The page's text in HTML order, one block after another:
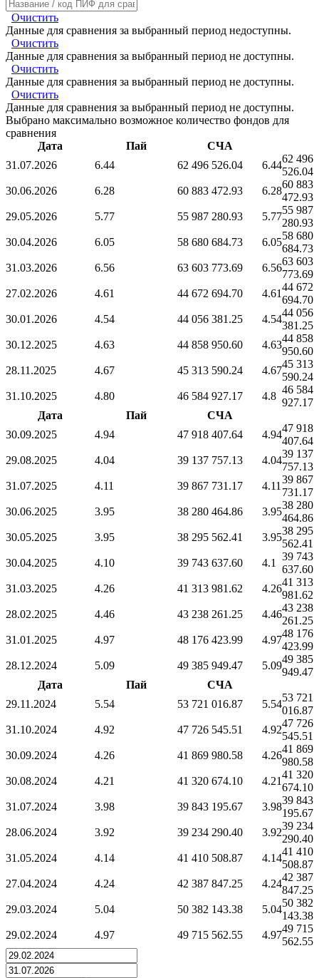
Очистить
Данные для сравнения за выбранный период недоступны.
Очистить
Данные для сравнения за выбранный период не доступны.
Очистить
Данные для сравнения за выбранный период не доступны.
Очистить
Данные для сравнения за выбранный период не доступны.
Выбрано максимально возможное количество фондов для
сравнения
Дата
Пай
СЧА
31.07.2026
6.44 62 496 526.04 6.44
62 496
526.04
30.06.2026
6.28 60 883 472.93 6.28
60 883
472.93
29.05.2026
5.77 55 987 280.93 5.77
55 987
280.93
30.04.2026
6.05 58 680 684.73 6.05
58 680
684.73
31.03.2026
6.56 63 603 773.69 6.56
63 603
773.69
27.02.2026
4.61 44 672 694.70 4.61
44 672
694.70
30.01.2026
4.54 44 056 381.25 4.54
44 056
381.25
30.12.2025
4.63 44 858 950.60 4.63
44 858
950.60
28.11.2025
4.67 45 313 590.24 4.67
45 313
590.24
31.10.2025
4.80 46 584 927.17 4.8
46 584
927.17
Дата
Пай
СЧА
30.09.2025
4.94 47 918 407.64 4.94
47 918
407.64
29.08.2025
4.04 39 137 757.13 4.04
39 137
757.13
31.07.2025
4.11 39 867 731.17 4.11
39 867
731.17
30.06.2025
3.95 38 280 464.86 3.95
38 280
464.86
30.05.2025
3.95 38 295 562.41 3.95
38 295
562.41
30.04.2025
4.10 39 743 637.60 4.1
39 743
637.60
31.03.2025
4.26 41 313 981.62 4.26
41 313
981.62
28.02.2025
4.46 43 238 261.25 4.46
43 238
261.25
31.01.2025
4.97 48 176 423.99 4.97
48 176
423.99
28.12.2024
5.09 49 385 949.47 5.09
49 385
949.47
Дата
Пай
СЧА
29.11.2024
5.54 53 721 016.87 5.54
53 721
016.87
31.10.2024
4.92 47 726 545.51 4.92
47 726
545.51
30.09.2024
4.26 41 869 980.58 4.26
41 869
980.58
30.08.2024
4.21 41 320 674.10 4.21
41 320
674.10
31.07.2024
3.98 39 843 195.67 3.98
39 843
195.67
28.06.2024
3.92 39 234 290.40 3.92
39 234
290.40
31.05.2024
4.14 41 410 508.87 4.14
41 410
508.87
27.04.2024
4.24 42 387 847.25 4.24
42 387
847.25
29.03.2024
5.04 50 382 143.38 5.04
50 382
143.38
29.02.2024
4.97 49 715 562.55 4.97
49 715
562.55